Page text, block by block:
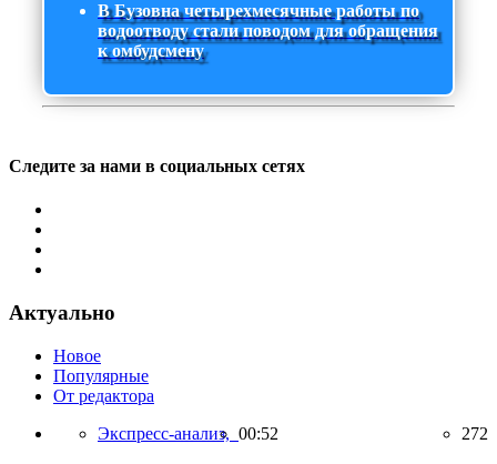
В Бузовна четырехмесячные работы по
водоотводу стали поводом для обращения
к омбудсмену
Следите за нами в социальных сетях
Актуально
Новое
Популярные
От редактора
Экспресс-анализ, 00:52 272